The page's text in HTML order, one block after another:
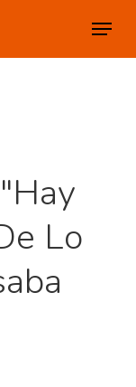
Menu
Lo
Close